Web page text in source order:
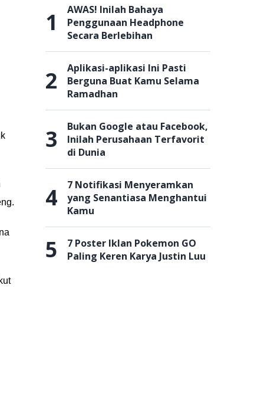
1
AWAS! Inilah Bahaya
Penggunaan Headphone
Secara Berlebihan
2
Aplikasi-aplikasi Ini Pasti
Berguna Buat Kamu Selama
Ramadhan
3
Bukan Google atau Facebook,
Inilah Perusahaan Terfavorit
di Dunia
4
7 Notifikasi Menyeramkan
yang Senantiasa Menghantui
Kamu
5
7 Poster Iklan Pokemon GO
Paling Keren Karya Justin Luu